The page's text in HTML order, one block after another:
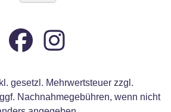
gesetzl. Mehrwertsteuer zzgl.
Nachnahmegebühren, wenn nicht